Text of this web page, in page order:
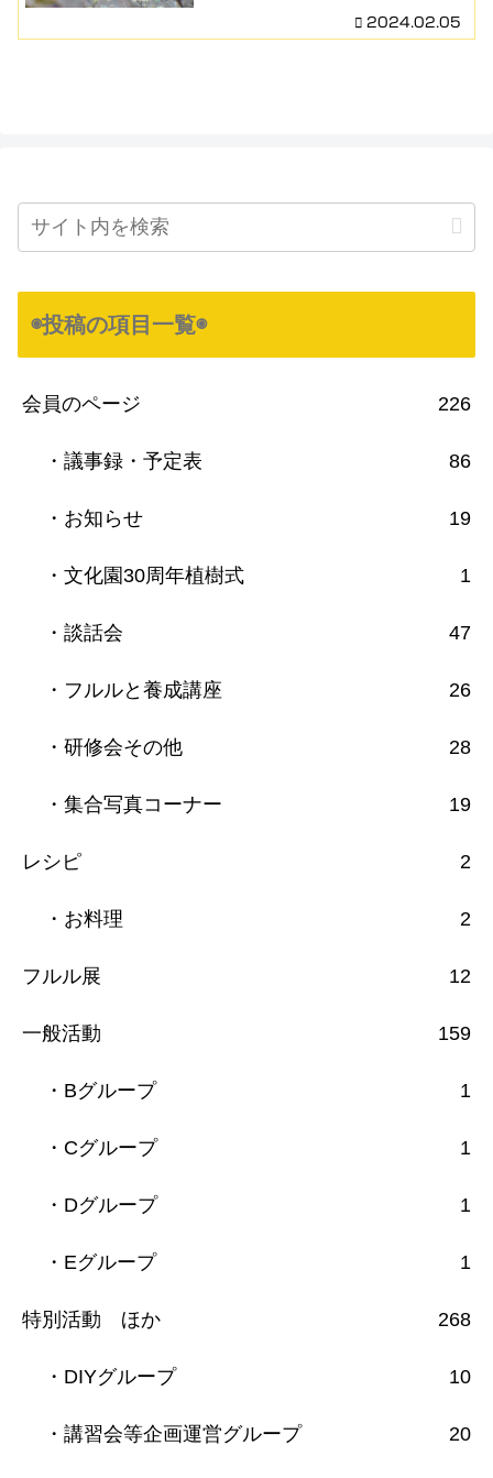
2024.02.05
◉投稿の項目一覧◉
会員のページ 226
・議事録・予定表 86
・お知らせ 19
・文化園30周年植樹式 1
・談話会 47
・フルルと養成講座 26
・研修会その他 28
・集合写真コーナー 19
レシピ 2
・お料理 2
フルル展 12
一般活動 159
・Bグループ 1
・Cグループ 1
・Dグループ 1
・Eグループ 1
特別活動 ほか 268
・DIYグループ 10
・講習会等企画運営グループ 20